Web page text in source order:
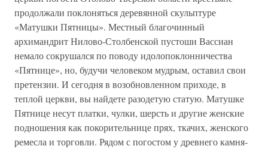
продолжали поклоняться деревянной скульптуре
«Матушки Пятницы». Местный благочинный
архимандрит Нилово-Столбенской пустоши Вассиан
немало сокрушался по поводу идолопоклонничества
«Пятнице», но, будучи человеком мудрым, оставил свои
претензии. И сегодня в возобновленном приходе, в
теплой церкви, вы найдете разодетую статую. Матушке
Пятнице несут платки, чулки, шерсть и другие женские
подношения как покорительнице прях, ткачих, женского
ремесла и торговли. Рядом с погостом у древнего камня-